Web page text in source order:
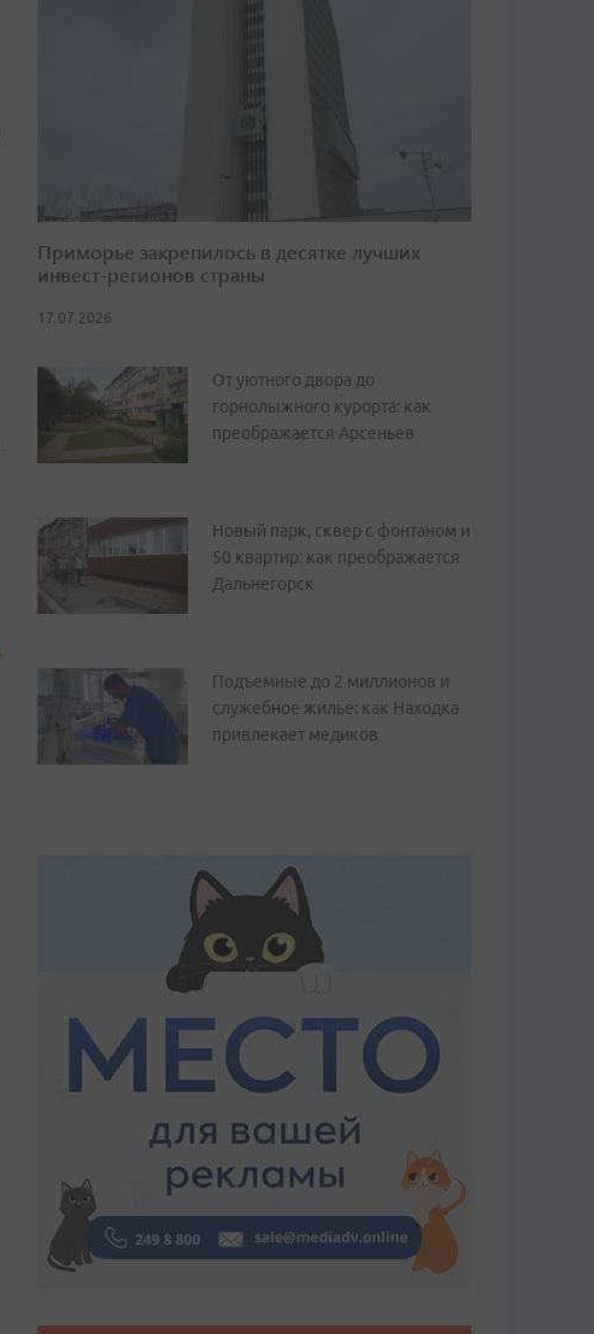
Приморье закрепилось в десятке лучших
инвест-регионов страны
17.07.2026
От уютного двора до
горнолыжного курорта: как
преображается Арсеньев
Новый парк, сквер с фонтаном и
50 квартир: как преображается
Дальнегорск
Подъемные до 2 миллионов и
служебное жилье: как Находка
привлекает медиков